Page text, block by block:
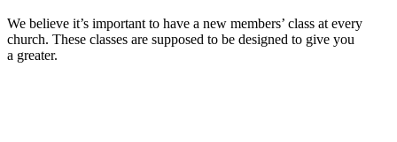
We believe it’s important to have a new members’ class at every
church. These classes are supposed to be designed to give you
a greater.